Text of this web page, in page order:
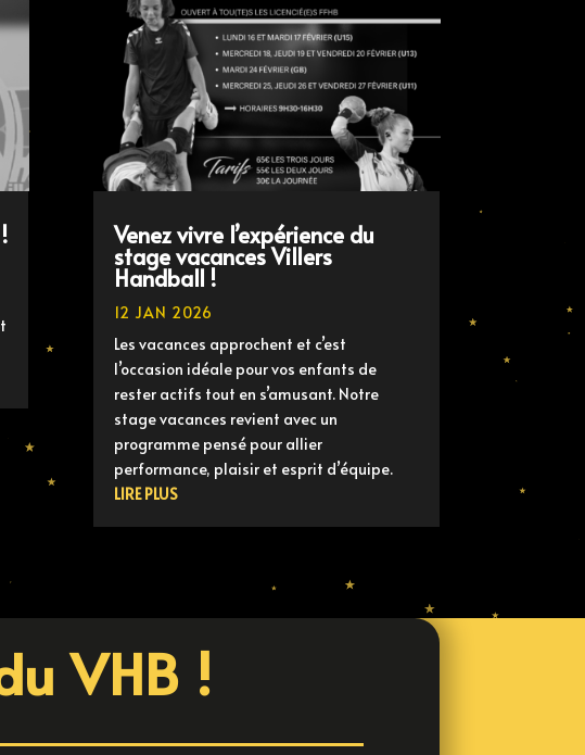
Venez vivre l’expérience du
stage vacances Villers
Handball !
12 JAN 2026
Les vacances approchent et c’est
l’occasion idéale pour vos enfants de
rester actifs tout en s’amusant. Notre
stage vacances revient avec un
programme pensé pour allier
performance, plaisir et esprit d’équipe.
LIRE PLUS
VHB !